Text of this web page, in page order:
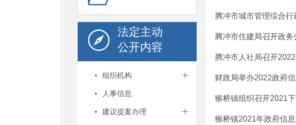
法定主动
公开内容
组织机构
人事信息
建议提案办理
腾冲市城市管理综合
腾冲市住建局召开政
腾冲市人社局召开
财政局举办2022政府
猴桥镇组织召开2021
猴桥镇2021年政府信